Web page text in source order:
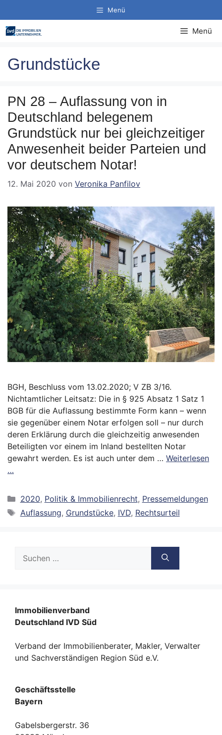
Inhalt
springen
Menü
Menü
Grundstücke
PN 28 – Auflassung von in
Deutschland belegenem
Grundstück nur bei gleichzeitiger
Anwesenheit beider Parteien und
vor deutschem Notar!
12. Mai 2020 von Veronika Panfilov
BGH, Beschluss vom 13.02.2020; V ZB 3/16.
Nichtamtlicher Leitsatz: Die in § 925 Absatz 1 Satz 1
BGB für die Auflassung bestimmte Form kann – wenn
sie gegenüber einem Notar erfolgen soll – nur durch
deren Erklärung durch die gleichzeitig anwesenden
Beteiligten vor einem im Inland bestellten Notar
gewahrt werden. Es ist auch unter dem … Weiterlesen
…
Kategorien
2020, Politik & Immobilienrecht, Pressemeldungen
Schlagwörter
Auflassung, Grundstücke, IVD, Rechtsurteil
nach:
Immobilienverband
Deutschland IVD Süd
Verband der Immobilienberater, Makler, Verwalter
und Sachverständigen Region Süd e.V.
Geschäftsstelle
Bayern
Gabelsbergerstr. 36